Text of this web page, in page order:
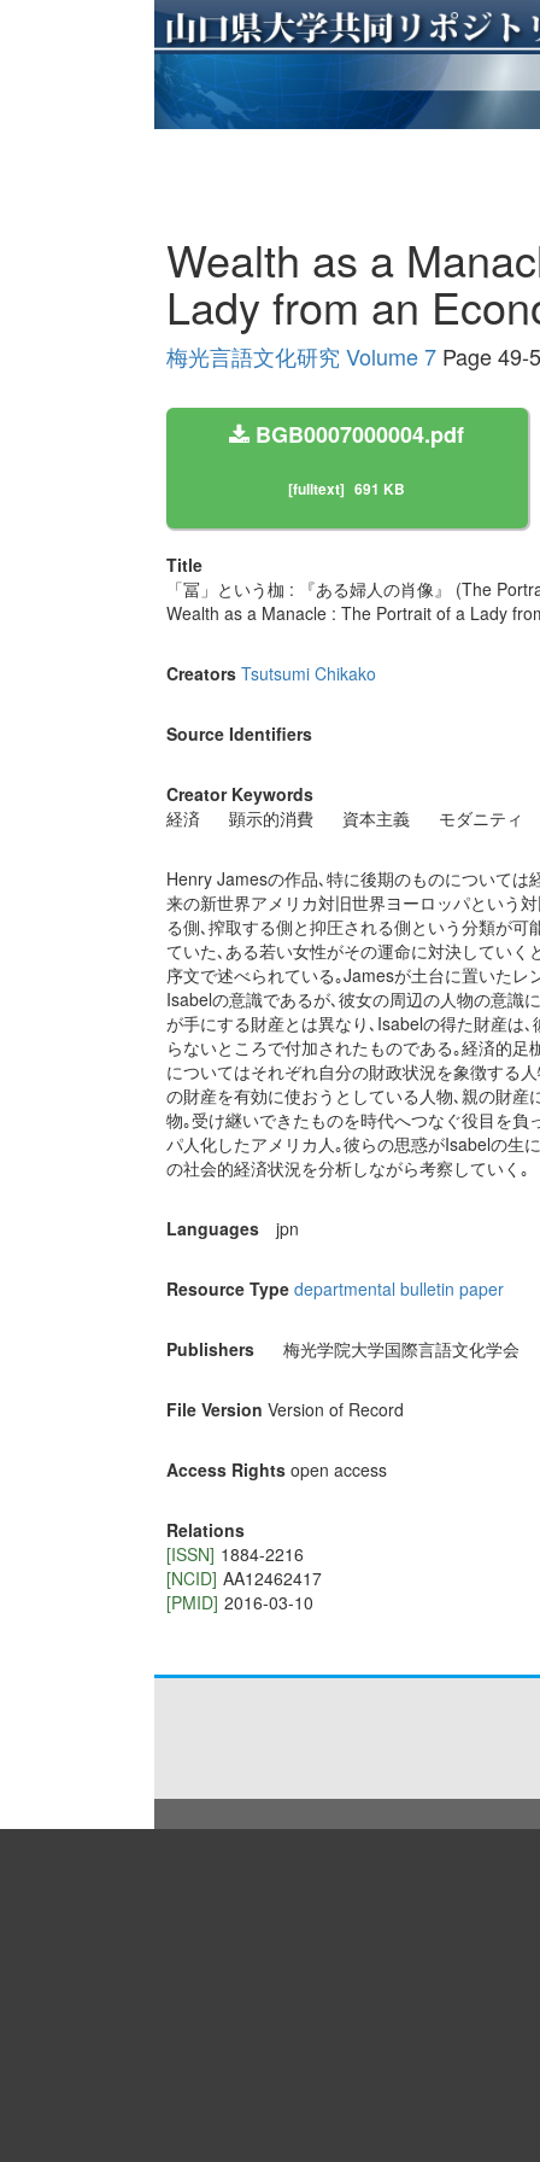
Wealth as a
Lady from an
梅光言語文化研究 Volume 7Page 49-
BGB0007000004.pdf
[fulltext] 691 KB
Title
「冨」という枷 : 『ある婦人の肖像』 (The
Wealth as a Manacle : The Portrait of a Lady
Creators Tsutsumi Chikako
Source Identifiers
Creator Keywords
経済
顕示的消費 資本主義 モダニティ
Henry Jamesの作品､特に後期のものについて
来の新世界アメリカ対旧世界ヨーロッパという
る側､搾取する側と抑圧される側という分類が
ていた､ある若い女性がその運命に対決してい
序文で述べられている｡Jamesが土台に置いた
Isabelの意識であるが､彼女の周辺の人物の意識
が手にする財産とは異なり､Isabelの得た財産は
らないところで付加されたものである｡経済的
についてはそれぞれ自分の財政状況を象徴する
の財産を有効に使おうとしている人物､親の財
物｡受け継いできたものを時代へつなぐ役目を
パ人化したアメリカ人｡彼らの思惑がIsabelの生
の社会的経済状況を分析しながら考察していく｡
Languages jpn
Resource Type departmental bulletin paper
Publishers 梅光学院大学国際言語文化学会
File Version Version of Record
Access Rights open access
Relations
[ISSN] 1884-2216
[NCID] AA12462417
[PMID] 2016-03-10